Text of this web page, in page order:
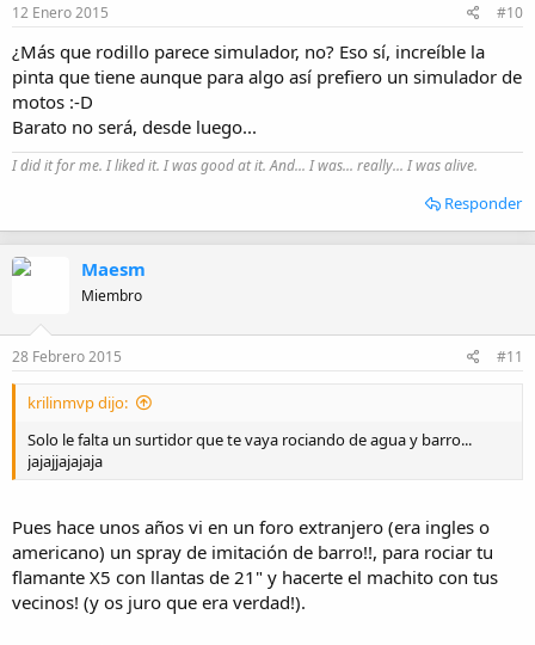
12 Enero 2015 #10
¿Más que rodillo parece simulador, no? Eso sí, increíble la
pinta que tiene aunque para algo así prefiero un simulador de
motos :-D
Barato no será, desde luego...
I did it for me. I liked it. I was good at it. And... I was... really... I was alive.
Responder
Maesm
Miembro
28 Febrero 2015 #11
krilinmvp dijo:
Solo le falta un surtidor que te vaya rociando de agua y barro...
jajajjajajaja
Pues hace unos años vi en un foro extranjero (era ingles o
americano) un spray de imitación de barro!!, para rociar tu
flamante X5 con llantas de 21" y hacerte el machito con tus
vecinos! (y os juro que era verdad!).